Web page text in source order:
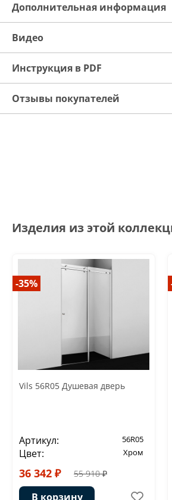
Дополнительная информация
Видео
Инструкция в PDF
Отзывы покупателей
Изделия из этой
-35%
Vils 56R05 Душевая дверь
Артикул: 56R05
Цвет: Хром
36 342 ₽ 55 910 ₽
В корзину